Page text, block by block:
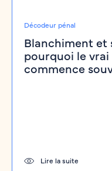
Décodeur pénal
Blanchiment et
pourquoi le
commence
Lire la suite